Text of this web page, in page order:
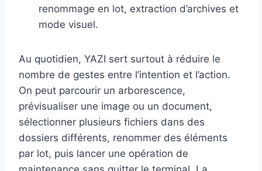
renommage en lot, extraction d’archives et
mode visuel.
Au quotidien, YAZI sert surtout à réduire le
nombre de gestes entre l’intention et l’action.
On peut parcourir un arborescence,
prévisualiser une image ou un document,
sélectionner plusieurs fichiers dans des
dossiers différents, renommer des éléments
par lot, puis lancer une opération de